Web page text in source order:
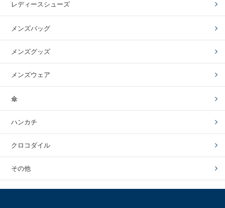
レディースシューズ
メンズバッグ
メンズグッズ
メンズウェア
傘
ハンカチ
クロコダイル
その他